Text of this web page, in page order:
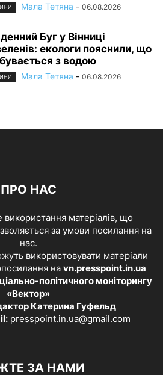
Мала Тетяна - 06.08.2026
Буг у Вінниці
екологи пояснили, що
з водою
Мала Тетяна - 06.08.2026
ПРО НАС
матеріалів, що
за умови посилання на
нас.
використовувати матеріали
на vn.presspoint.in.ua
політичного моніторингу
«Вектор»
Катерина Гуфельд
presspoint.in.ua@gmail.com
ЗА НАМИ